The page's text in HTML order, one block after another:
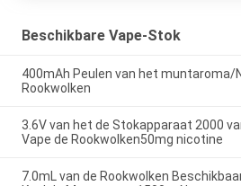
Beschikbare Vape-Stok
400mAh Peulen van het muntaroma/
Rookwolken
3.6V van het de Stokapparaat 2000
Vape de Rookwolken50mg nicotine
7.0mL van de Rookwolken